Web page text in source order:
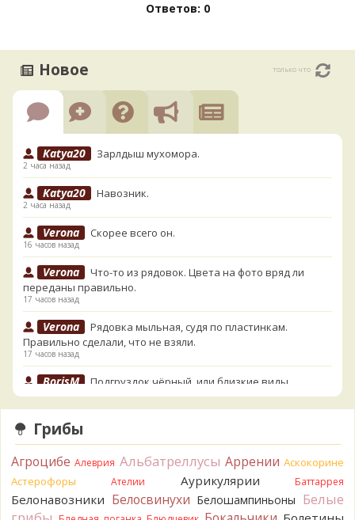
Ответов: 0
Новое только что
Katya20 Зарлдыш мухомора.
2 часа назад
Katya20 Навозник.
2 часа назад
Verona Скорее всего он.
16 часов назад
Verona
Что-то из рядовок. Цвета на фото вряд ли
переданы правильно.
17 часов назад
Verona
Рядовка мыльная, судя по пластинкам.
Правильно сделали, что не взяли.
17 часов назад
BorisM Подгруздок чёрный, или близкие виды
BorisM
17 часов назад
Кирилл
Вони не было, но вода и гриб при варке
начали желтеть. Выкинул. Большое спасибо.
19 часов назад
Кирилл Спасибо.
Грибы
Агроцибе Алеврия Альбатреллусы Аррении Аскокорине
Астерофоры
Ателии Аурикулярии Баттаррея
Белонавозники Белосвинухи Белошампиньоны Белые